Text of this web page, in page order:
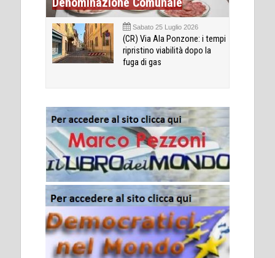
Sabato 25 Luglio 2026
(CR) Via Ala Ponzone: i tempi
ripristino viabilità dopo la
fuga di gas